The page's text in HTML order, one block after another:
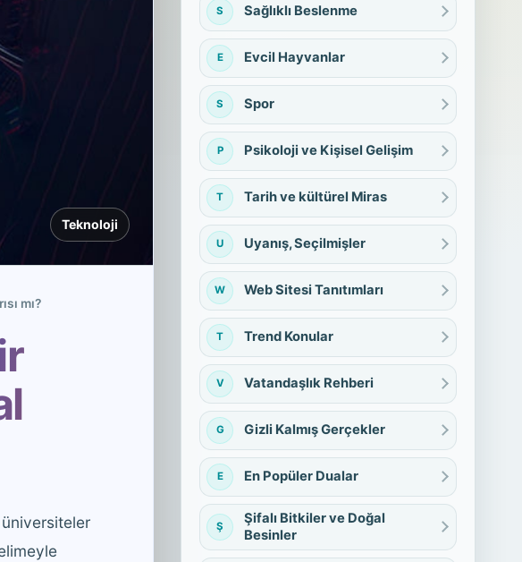
Teknoloji
mı?
S Sağlıklı Beslenme
E Evcil Hayvanlar
S Spor
P Psikoloji ve Kişisel Gelişim
T Tarih ve kültürel Miras
U Uyanış, Seçilmişler
W Web Sitesi Tanıtımları
T Trend Konular
V Vatandaşlık Rehberi
G Gizli Kalmış Gerçekler
E En Popüler Dualar
Ş
Şifalı Bitkiler ve Doğal
Besinler